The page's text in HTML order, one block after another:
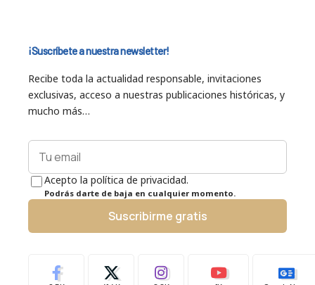
¡Suscríbete a nuestra newsletter!
Recibe toda la actualidad responsable, invitaciones
exclusivas, acceso a nuestras publicaciones históricas, y
mucho más…
Acepto la política de privacidad.
Podrás darte de baja en cualquier momento.
Suscribirme gratis